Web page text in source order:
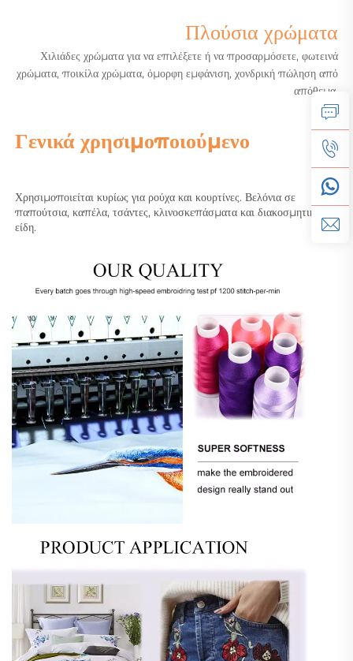
Πλούσια χρώματα
Χιλιάδες χρώματα για να επιλέξετε ή να προσαρμόσετε, φωτεινά
χρώματα, ποικίλα χρώματα, όμορφη εμφάνιση, χονδρική πώληση από
απόθεμα.
Γενικά χρησιμοποιούμενο
Χρησιμοποιείται κυρίως για ρούχα και κουρτίνες. Βελόνια σε
παπούτσια, καπέλα, τσάντες, κλινοσκεπάσματα και διακοσμητικά
είδη.